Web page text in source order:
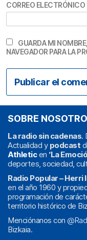
CORREO ELECTRÓNICO
GUARDA MI
NAVEGADOR PARA LA
SOBRE
La radio sin cadenas.
Actualidad y podcast
Athleticen ‘La
deportes, sociedad,
Radio Popular – Herri
en el año 1960 y
programación de
territorio histórico de
Menciónanos con
Bizkaia.